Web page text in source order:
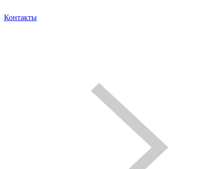
Контакты